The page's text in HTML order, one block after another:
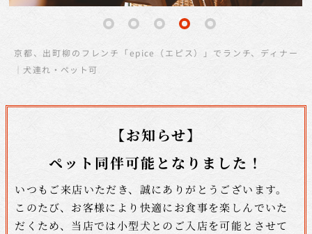
京都、出町柳のフレンチ「epice（エピス）」でランチ、ディナー
｜犬連れ・ペット可
【お知らせ】
ペット同伴可能となりました！
いつもご来店いただき、誠にありがとうございます。
このたび、お客様により快適にお食事を楽しんでいた
だくため、 当店では小型犬とのご入店を可能とさせて